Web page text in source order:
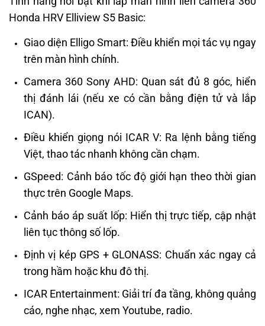
Honda HRV Elliview S5 Basic:
Giao diện Elligo Smart: Điều khiển mọi tác vụ ngay
trên màn hình chính.
Camera 360 Sony AHD: Quan sát đủ 8 góc, hiển
thị đánh lái (nếu xe có cần bằng điện tử và lắp
ICAN).
Điều khiển giọng nói ICAR V: Ra lệnh bằng tiếng
Việt, thao tác nhanh không cần chạm.
GSpeed: Cảnh báo tốc độ giới hạn theo thời gian
thực trên Google Maps.
Cảnh báo áp suất lốp: Hiển thị trực tiếp, cập nhật
liên tục thông số lốp.
Định vị kép GPS + GLONASS: Chuẩn xác ngay cả
trong hầm hoặc khu đô thị.
ICAR Entertainment: Giải trí đa tầng, không quảng
cáo, nghe nhạc, xem Youtube, radio.